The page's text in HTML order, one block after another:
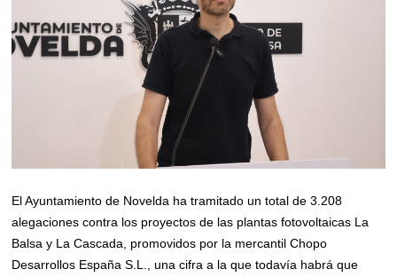
El Ayuntamiento de Novelda ha tramitado un total de 3.208
alegaciones contra los proyectos de las plantas fotovoltaicas La
Balsa y La Cascada, promovidos por la mercantil Chopo
Desarrollos España S.L., una cifra a la que todavía habrá que